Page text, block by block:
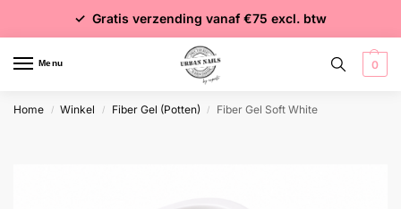
✓ Gratis verzending vanaf €75 excl. btw
✓ Voor 15:00 besteld = dezelfde dag verzonden
✓ Meer dan 4000 producten
Menu 0
Home / Winkel / Fiber Gel (Potten) / Fiber Gel Soft White